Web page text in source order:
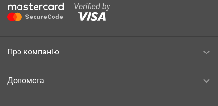
Про компанію
Допомога